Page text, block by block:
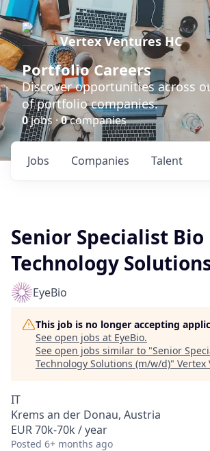
Vertex Ventures HC
Portfolio Careers
Discover opportunities across
of portfolio companies.
0jobs ·0companies
Jobs Companies Talent
Senior Specialist Bio
Technology
EyeBio
This job is no longer accepting
See open jobs at EyeBio.
See open jobs similar to "Senior
Technology Solutions (m/w/d)" Vertex
IT
Krems an der Donau, Austria
EUR 70k-70k / year
Posted 6+ months ago